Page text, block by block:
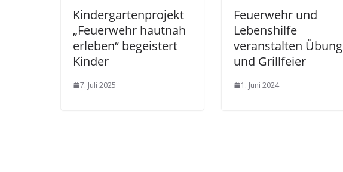
Kindergartenprojekt
„Feuerwehr hautnah
erleben“ begeistert
Kinder
7. Juli 2025
Feuerwehr und
Lebenshilfe
veranstalten Übung
und Grillfeier
1. Juni 2024